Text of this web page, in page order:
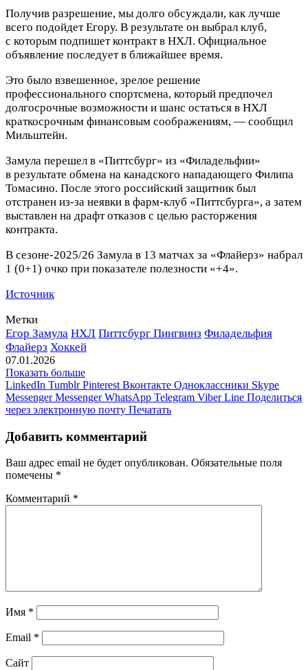
Получив разрешение, мы долго обсуждали, как лучше
всего подойдет Егору. В результате он выбрал клуб,
с которым подпишет контракт в НХЛ. Официальное
объявление последует в ближайшее время.
Это было взвешенное, зрелое решение
профессионального спортсмена, который предпочел
долгосрочные возможности и шанс остаться в НХЛ
краткосрочным финансовым соображениям, — сообщил
Мильштейн.
Замула перешел в «Питтсбург» из «Филадельфии»
в результате обмена на канадского нападающего Филипа
Томасино. После этого российский защитник был
отстранен из‑за неявки в фарм‑клуб «Питтсбурга», а затем
выставлен на драфт отказов с целью расторжения
контракта.
В сезоне‑2025/26 Замула в 13 матчах за «Флайерз» набрал
1 (0+1) очко при показателе полезности «+4».
Источник
Метки
Егор Замула НХЛ Питтсбург Пингвинз Филадельфия
Флайерз Хоккей
07.01.2026
Показать больше
LinkedIn Tumblr Pinterest Вконтакте Одноклассники Skype
Messenger Messenger WhatsApp Telegram Viber Line Поделиться
через электронную почту Печатать
Добавить комментарий
Ваш адрес email не будет опубликован. Обязательные поля
помечены *
Комментарий *
Имя *
Email *
Сайт